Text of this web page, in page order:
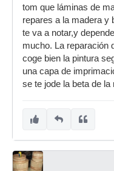
tom que láminas de
repares a la madera y
te va a notar,y
mucho. La reparación
coge bien la pintura
una capa de
se te jode la beta de la